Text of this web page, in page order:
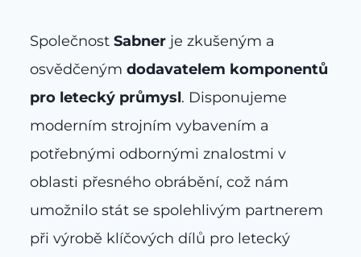
Společnost Sabner je zkušeným a
osvědčeným dodavatelem komponentů
pro letecký průmysl. Disponujeme
moderním strojním vybavením a
potřebnými odbornými znalostmi v
oblasti přesného obrábění, což nám
umožnilo stát se spolehlivým partnerem
při výrobě klíčových dílů pro letecký